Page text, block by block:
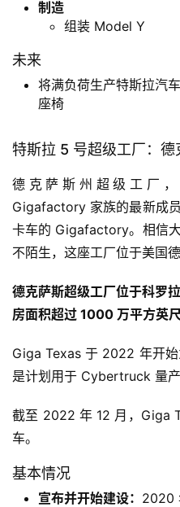
制造
组装 Model Y
未来
将满负荷生产特斯拉汽
座椅
特斯拉 5 号超级工厂：德
德克萨斯州超级工厂
Gigafactory 家族的最新成
卡车的 Gigafactory。相信
不陌生，这座工厂位于美国
德克萨斯超级工厂位于科罗
房面积超过 1000 万平方英尺
Giga Texas 于 2022 年开
是计划用于 Cybertruck 量产
截至 2022 年 12 月，Giga
车。
基本情况
宣布并开始建设： 2020